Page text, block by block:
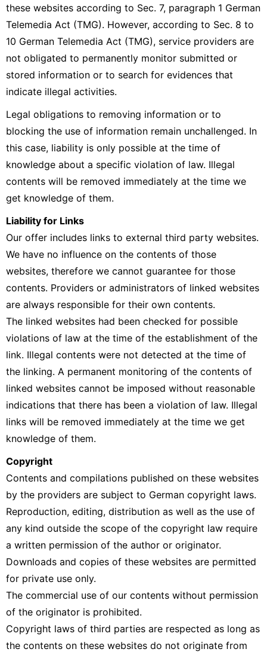
these websites according to Sec. 7, paragraph 1 German
Telemedia Act (TMG). However, according to Sec. 8 to
10 German Telemedia Act (TMG), service providers are
not obligated to permanently monitor submitted or
stored information or to search for evidences that
indicate illegal activities.
Legal obligations to removing information or to
blocking the use of information remain unchallenged. In
this case, liability is only possible at the time of
knowledge about a specific violation of law. Illegal
contents will be removed immediately at the time we
get knowledge of them.
Liability for Links
Our offer includes links to external third party websites.
We have no influence on the contents of those
websites, therefore we cannot guarantee for those
contents. Providers or administrators of linked websites
are always responsible for their own contents.
The linked websites had been checked for possible
violations of law at the time of the establishment of the
link. Illegal contents were not detected at the time of
the linking. A permanent monitoring of the contents of
linked websites cannot be imposed without reasonable
indications that there has been a violation of law. Illegal
links will be removed immediately at the time we get
knowledge of them.
Copyright
Contents and compilations published on these websites
by the providers are subject to German copyright laws.
Reproduction, editing, distribution as well as the use of
any kind outside the scope of the copyright law require
a written permission of the author or originator.
Downloads and copies of these websites are permitted
for private use only.
The commercial use of our contents without permission
of the originator is prohibited.
Copyright laws of third parties are respected as long as
the contents on these websites do not originate from